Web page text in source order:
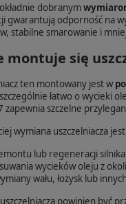
dobranym
gwarantują odporność na
stabilne smarowanie i
montuje się
ten montowany jest w
łatwo o wycieki
zapewnia szczelne
wymiana uszczelniacza
lub regeneracji silnika
wycieków oleju z
wału, łożysk lub
powinien być